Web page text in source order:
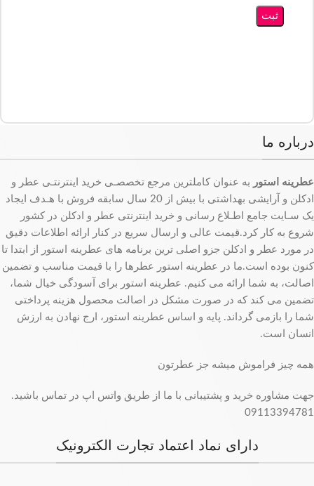
درباره ما
عطرینه استور به عنوان کاملترین مرجع تخصصـی خرید اینترنتـی عطر و
ادکلن و آرایشی بهداشتی با بیش از 20 سال سابقه فروش با هـدف ایجاد
یک سـایت جامع اطـلاع رسانی و خرید اینترنتی عطر و ادکلن در کشور
شروع به کار کرد.قیمت عالی و ارسال سریع در کنار ارائه اطلاعات دقیق
در مورد عطر و ادکلن جزو اصلی ترین برنامه های عطرینه استور از ابتدا تا
کنون بوده است.ما در عطرینه استور عطرها را با قیمت مناسب و تضمین
اصالت، به شما ارائه می کنیم. عطرینه استور برای آسودگی خیال شما،
تضمین می کند که در صورت مشکل در اصالت محصول هزینه پرداختی
شما را بازمی گرداند. پایه و اساس عطرینه استور، ارج نهادن به ارزش
انسان است.
همه چیز فراموش میشه جز عطرتون
جهت مشاوره خرید و پشتیبانی با ما از طریق واتس اپ در تماس باشید.
09113394781
دارای نماد اعتماد تجارت الکترونیک